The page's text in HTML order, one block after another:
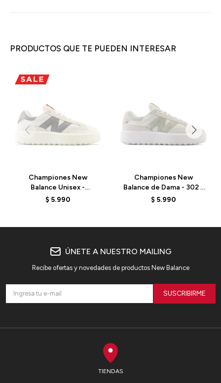
PRODUCTOS QUE TE PUEDEN INTERESAR
Championes New
Balance Unisex -
CT302RS - SEA SALT
$ 5.990
Championes New
Balance de Dama - 302 -
CT302CTB - ELD
$ 5.990
TIENDAS
ÚNETE A NUESTRO MAILING
Recibe ofertas y novedades de productos New Balance
SUSCRIBIRME